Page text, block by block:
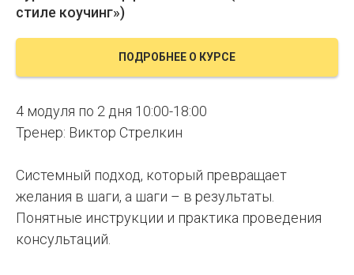
стиле коучинг»)
ПОДРОБНЕЕ О КУРСЕ
4 модуля по 2 дня 10:00-18:00
Тренер: Виктор Стрелкин
Системный подход, который превращает
желания в шаги, а шаги – в результаты.
Понятные инструкции и практика проведения
консультаций.